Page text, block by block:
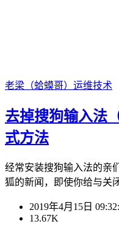
老梁（蛤蟆哥） 运维技术
去掉搜狗输入法
式方法
经常安装搜狗输入法的亲
狐的新闻，即使你给与关
2019年4月15日
13.67K